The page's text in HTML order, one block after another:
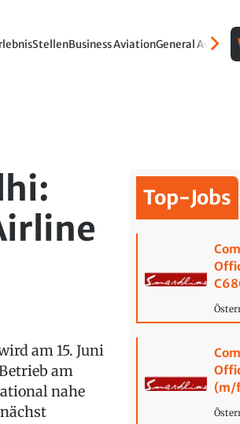
StellenBusiness AviationGeneral Aviation
am 15. Juni
am
nahe
Top-Jobs
(m/